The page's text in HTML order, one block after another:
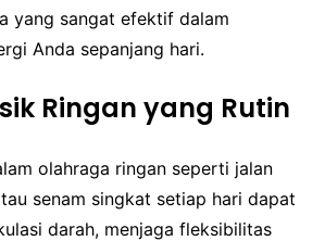
yang sangat efektif dalam
Anda sepanjang hari.
Ringan yang Rutin
olahraga ringan seperti jalan
senam singkat setiap hari dapat
darah, menjaga fleksibilitas